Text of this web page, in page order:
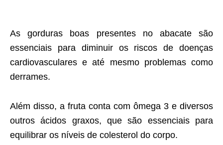
As gorduras boas presentes no abacate são
essenciais para diminuir os riscos de doenças
cardiovasculares e até mesmo problemas como
derrames.
Além disso, a fruta conta com ômega 3 e diversos
outros ácidos graxos, que são essenciais para
equilibrar os níveis de colesterol do corpo.